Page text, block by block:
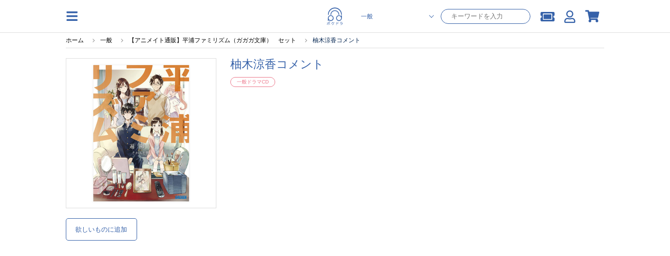
ホーム 一般 【アニメイト通販】平浦ファミリズム（ガガガ文庫） セット 柚木涼香コメント
欲しいものに追加
柚木涼香コメント
一般ドラマCD